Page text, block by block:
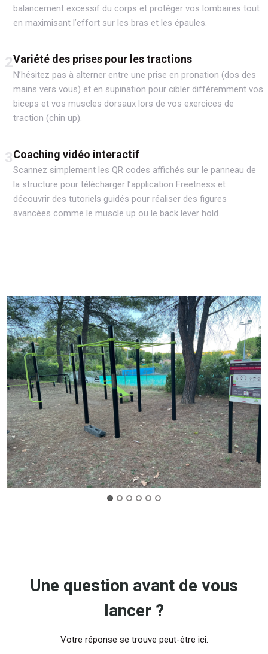
balancement excessif du corps et protéger vos lombaires tout
en maximisant l’effort sur les bras et les épaules.
2Variété des prises pour les tractions
N’hésitez pas à alterner entre une prise en pronation (dos des
mains vers vous) et en supination pour cibler différemment vos
biceps et vos muscles dorsaux lors de vos exercices de
traction (chin up).
3Coaching vidéo interactif
Scannez simplement les QR codes affichés sur le panneau de
la structure pour télécharger l’application Freetness et
découvrir des tutoriels guidés pour réaliser des figures
avancées comme le muscle up ou le back lever hold.
Une question avant de vous
lancer ?
Votre réponse se trouve peut-être ici.